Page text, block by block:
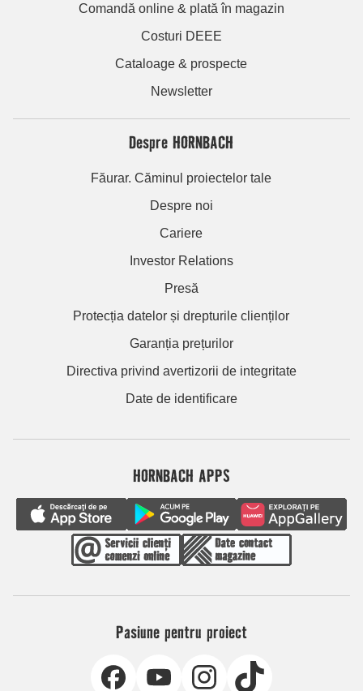
Comandă online & plată în magazin
Costuri DEEE
Cataloage & prospecte
Newsletter
Despre HORNBACH
Făurar. Căminul proiectelor tale
Despre noi
Cariere
Investor Relations
Presă
Protecția datelor și drepturile clienților
Garanția prețurilor
Directiva privind avertizorii de integritate
Date de identificare
HORNBACH APPS
Pasiune pentru proiect